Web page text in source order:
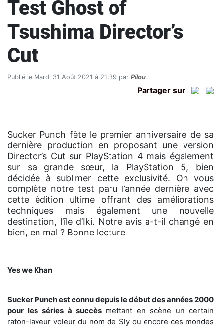
Test Ghost of
Tsushima Director’s
Cut
Publié le Mardi 31 Août 2021 à 21:39 par Pilou
Partager sur
Sucker Punch fête le premier anniversaire de sa
dernière production en proposant une version
Director’s Cut sur PlayStation 4 mais également
sur sa grande sœur, la PlayStation 5, bien
décidée à sublimer cette exclusivité. On vous
complète notre test paru l’année dernière avec
cette édition ultime offrant des améliorations
techniques mais également une nouvelle
destination, l’île d’Iki. Notre avis a-t-il changé en
bien, en mal ? Bonne lecture
Yes we Khan
Sucker Punch est connu depuis le début des années 2000
pour les séries à succèsmettant en scène un certain
raton-laveur voleur du nom de Sly ou encore ces mondes